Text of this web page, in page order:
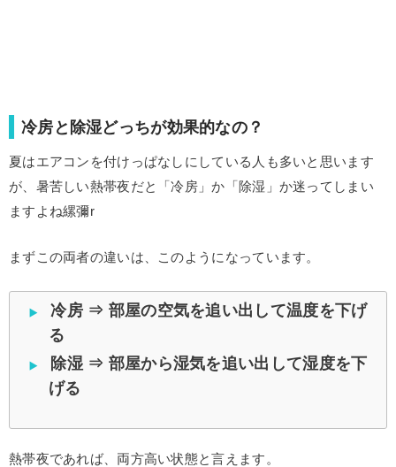
冷房と除湿どっちが効果的なの？
夏はエアコンを付けっぱなしにしている人も多いと思います
が、暑苦しい熱帯夜だと「冷房」か「除湿」か迷ってしまい
ますよね縲彌r
まずこの両者の違いは、このようになっています。
冷房 ⇒ 部屋の空気を追い出して温度を下げ
る
除湿 ⇒ 部屋から湿気を追い出して湿度を下
げる
熱帯夜であれば、両方高い状態と言えます。